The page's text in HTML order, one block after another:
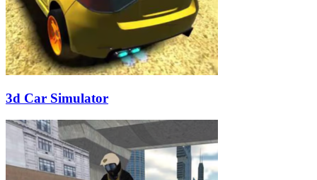
3d Car Simulator